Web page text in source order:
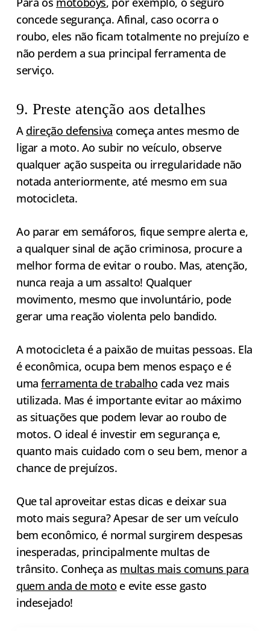
concede segurança. Afinal, caso ocorra o
roubo, eles não ficam totalmente no prejuízo e
não perdem a sua principal ferramenta de
serviço.
9. Preste atenção aos detalhes
A direção defensiva começa antes mesmo de
ligar a moto. Ao subir no veículo, observe
qualquer ação suspeita ou irregularidade não
notada anteriormente, até mesmo em sua
motocicleta.
Ao parar em semáforos, fique sempre alerta e,
a qualquer sinal de ação criminosa, procure a
melhor forma de evitar o roubo. Mas, atenção,
nunca reaja a um assalto! Qualquer
movimento, mesmo que involuntário, pode
gerar uma reação violenta pelo bandido.
A motocicleta é a paixão de muitas pessoas. Ela
é econômica, ocupa bem menos espaço e é
umaferramenta de trabalho cada vez mais
utilizada. Mas é importante evitar ao máximo
as situações que podem levar ao roubo de
motos. O ideal é investir em segurança e,
quanto mais cuidado com o seu bem, menor a
chance de prejuízos.
Que tal aproveitar estas dicas e deixar sua
moto mais segura? Apesar de ser um veículo
bem econômico, é normal surgirem despesas
inesperadas, principalmente multas de
trânsito. Conheça as multas mais comuns para
quem anda de moto e evite esse gasto
indesejado!